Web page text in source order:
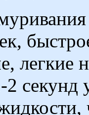
легкие
2